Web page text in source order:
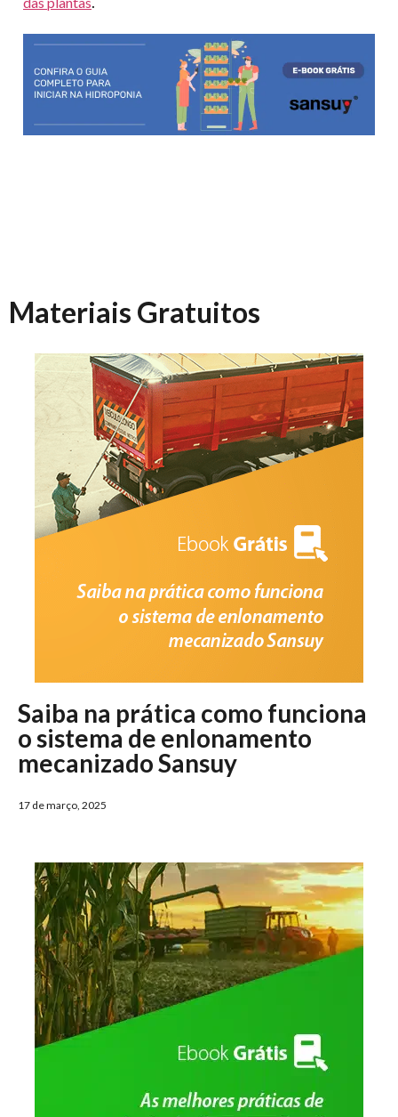
Materiais Gratuitos
Saiba na prática como funciona
o sistema de enlonamento
mecanizado Sansuy
17 de março, 2025